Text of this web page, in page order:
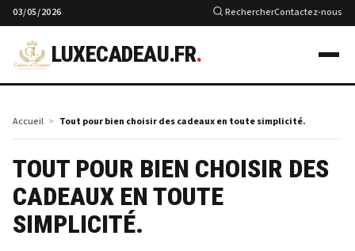
03/05/2026 RechercherContactez-nous
LUXECADEAU.FR.
Accueil Tout pour bien choisir des cadeaux en toute simplicité.
TOUT POUR BIEN CHOISIR DES
CADEAUX EN TOUTE
SIMPLICITÉ.